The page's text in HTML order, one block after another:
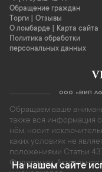
Обращение граждан
Торги
Отзывы
О ломбарде
Карта сайта
Политика обработки
персональных данных
ООО «ВИП
Обращаем ваше
также вся информация
нём, носит
каких условиях не
положениями Статьи
Федерации.
На нашем сайте